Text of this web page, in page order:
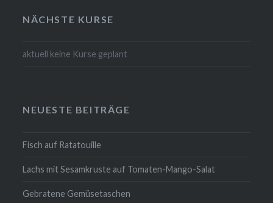
NÄCHSTE KURSE
aktuell keine Kurse geplant
NEUESTE BEITRÄGE
Fisch auf Ratatouille
Lachs mit Sesamkruste auf Tomaten-Mango-Salat
Gebratene Gemüsetaschen